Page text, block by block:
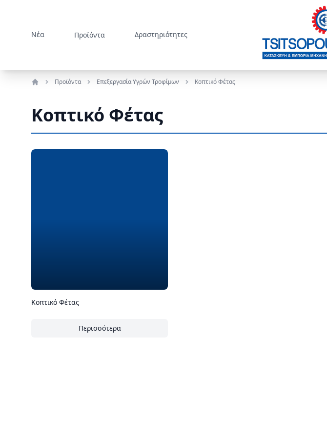
Νέα Προϊόντα Δραστηριότητες
Προϊόντα Επεξεργασία Υγρών Τροφίμων Κοπτικό Φέτας
Κοπτικό Φέτας
Κοπτικό Φέτας
Περισσότερα